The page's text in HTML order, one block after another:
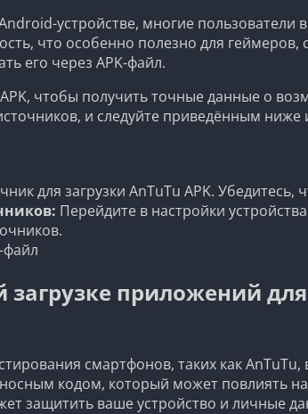
устройстве, многие
что особенно полезно для
его через APK-файл.
чтобы получить точные данные о
и следуйте приведённым ниже
для загрузки AnTuTu APK.
Перейдите в настройки
файл
приложений
смартфонов, таких как
кодом, который может повлиять
защитить ваше устройство и личные